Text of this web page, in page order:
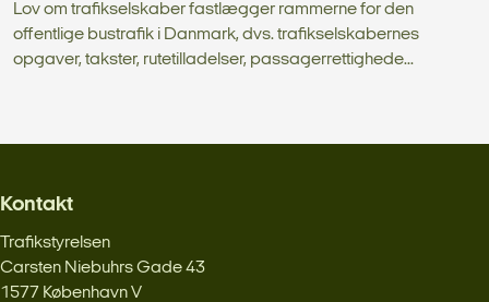
Lov om trafikselskaber fastlægger rammerne for den
offentlige bustrafik i Danmark, dvs. trafikselskabernes
opgaver, takster, rutetilladelser, passagerrettighede...
Kontakt
Trafikstyrelsen
Carsten Niebuhrs Gade 43
1577 København V